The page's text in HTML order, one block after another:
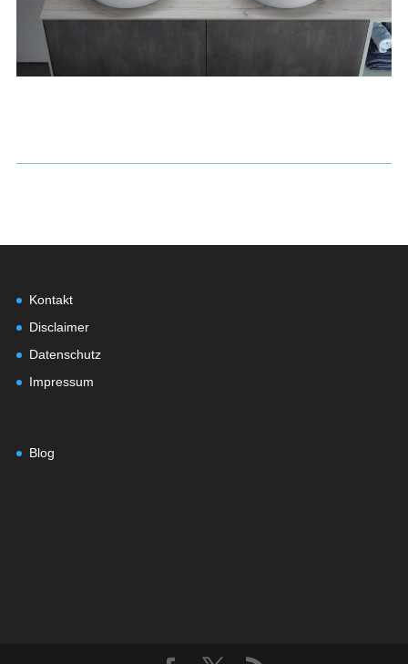
Kontakt
Disclaimer
Datenschutz
Impressum
Blog